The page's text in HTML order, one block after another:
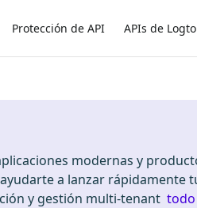
Protección de API APIs de Logto
modernas y
a lanzar rápidamente
y gestión multi-tenant